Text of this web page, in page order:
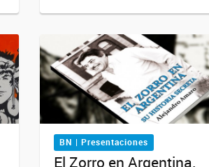
BN | Presentaciones
El Zorro en Argentina.